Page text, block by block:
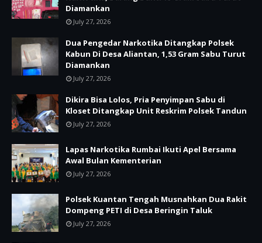
Diamankan
July 27, 2026
Dua Pengedar Narkotika Ditangkap Polsek
Kabun Di Desa Aliantan, 1,53 Gram Sabu Turut
Diamankan
July 27, 2026
Dikira Bisa Lolos, Pria Penyimpan Sabu di
Kloset Ditangkap Unit Reskrim Polsek Tandun
July 27, 2026
Lapas Narkotika Rumbai Ikuti Apel Bersama
Awal Bulan Kementerian
July 27, 2026
Polsek Kuantan Tengah Musnahkan Dua Rakit
Dompeng PETI di Desa Beringin Taluk
July 27, 2026